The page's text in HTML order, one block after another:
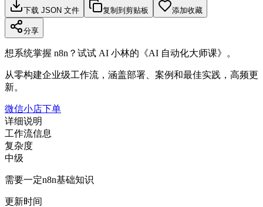
下载 JSON 文件 复制到剪贴板 添加收藏
分享
想系统掌握 n8n？试试 AI 小林的《AI 自动化大师课》。
从零构建企业级工作流，涵盖部署、案例和最佳实践，高频更
新。
微信小店下单
详细说明
工作流信息
复杂度
中级
需要一定n8n基础知识
更新时间